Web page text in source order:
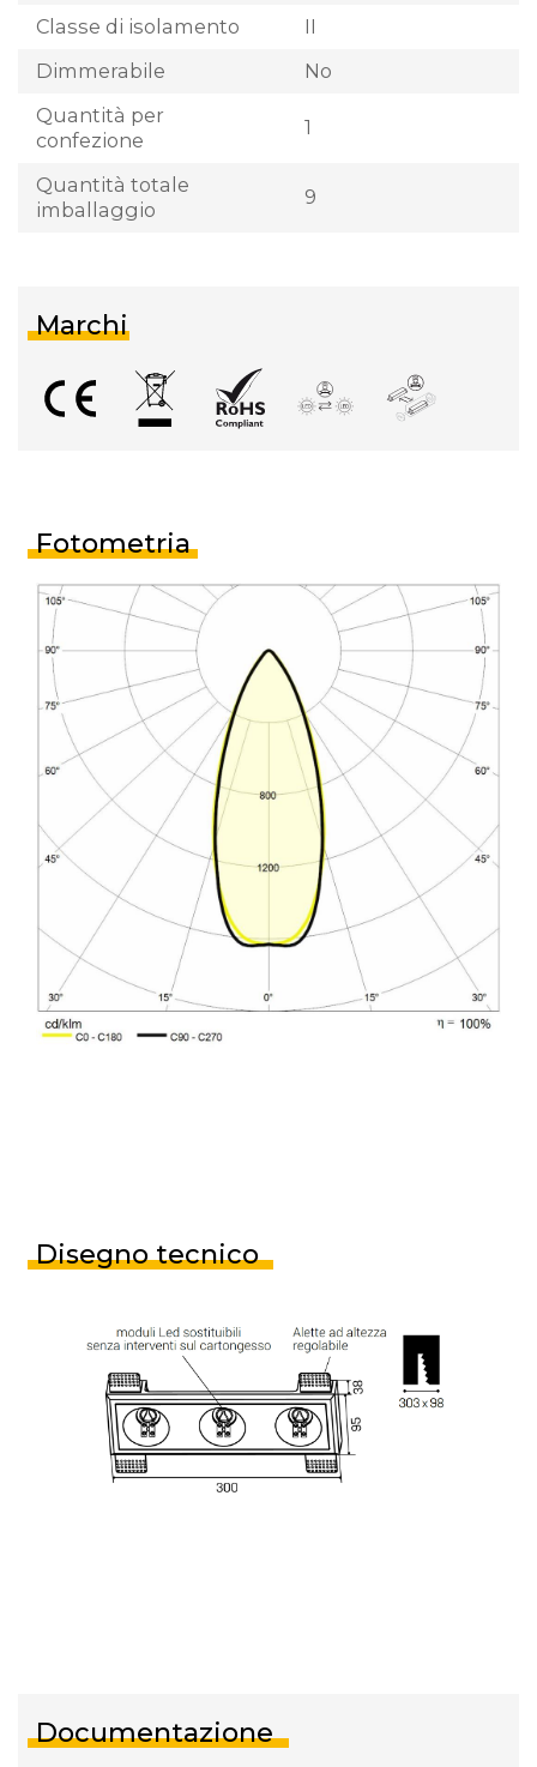
Classe di isolamento
II
Dimmerabile
No
Quantità per
confezione
1
Quantità totale
imballaggio
9
Marchi
Fotometria
Disegno tecnico
Documentazione